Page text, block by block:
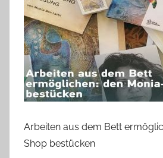
Arbeiten aus dem Bett
Shop bestücken